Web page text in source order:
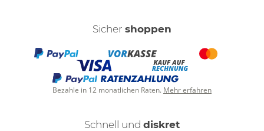
Sicher shoppen
Bezahle in 12 monatlichen Raten. Mehr erfahren
Schnell und diskret